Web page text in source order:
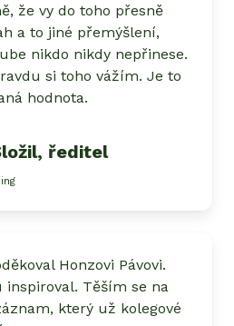
že vy do toho přesně
a to jiné přemýšlení,
nikdo nikdy nepřinese.
si toho vážím. Je to
hodnota.
, ředitel
Honzovi Pávovi.
inspiroval. Těším se na
který už kolegové